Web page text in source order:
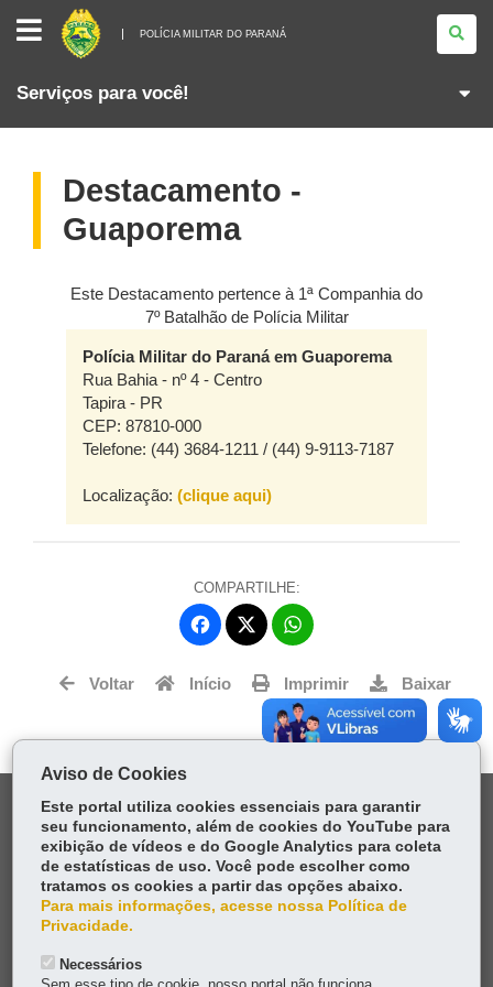
POLÍCIA
MILITAR
DO
PARANÁ
POLÍCIA MILITAR DO PARANÁ
Serviços para você!
Destacamento -
Guaporema
Este Destacamento pertence à 1ª Companhia do
7º Batalhão de Polícia Militar
Polícia Militar do Paraná em Guaporema
Rua Bahia - nº 4 - Centro
Tapira - PR
CEP: 87810-000
Telefone: (44) 3684-1211 / (44) 9-9113-7187
Localização: (clique aqui)
COMPARTILHE:
Fa
ce
bo
itt
er
ts
Ap
p
Voltar Início Imprimir Baixar
MAPA DO SITE
DENUNCIE CORRUPÇÃO
OUVIDORIA
TRANSPARÊNCIA INSTITUCIONAL
Aviso de Cookies
Este portal utiliza cookies essenciais para garantir
seu funcionamento, além de cookies do YouTube para
exibição de vídeos e do Google Analytics para coleta
de estatísticas de uso. Você pode escolher como
tratamos os cookies a partir das opções abaixo.
Para mais informações, acesse nossa Política de
Privacidade.
Necessários